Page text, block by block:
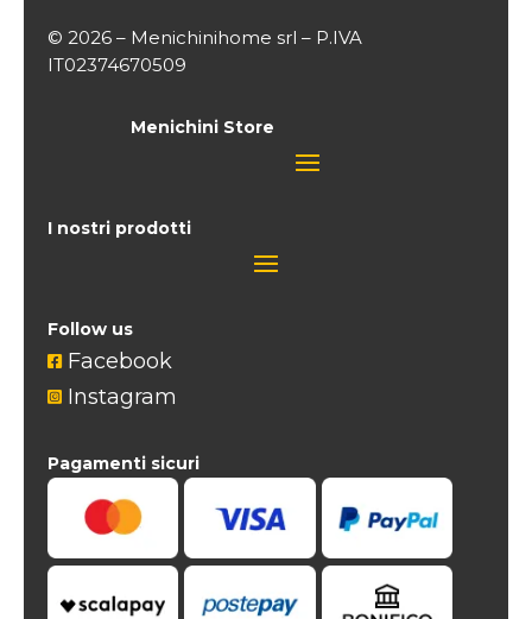
© 2026 – Menichinihome srl – P.IVA
IT02374670509
Menichini Store
I nostri prodotti
Follow us
 Facebook
 Instagram
Pagamenti sicuri